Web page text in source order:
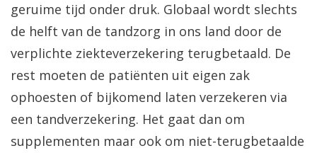
geruime tijd onder druk. Globaal wordt slechts
de helft van de tandzorg in ons land door de
verplichte ziekteverzekering terugbetaald. De
rest moeten de patiënten uit eigen zak
ophoesten of bijkomend laten verzekeren via
een tandverzekering. Het gaat dan om
supplementen maar ook om niet-terugbetaalde